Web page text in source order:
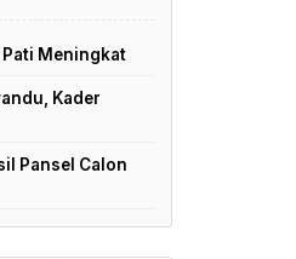
Pati Meningkat
Kader
Pansel Calon